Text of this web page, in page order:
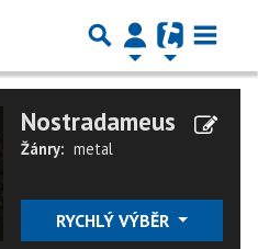
Nostradameus
Žánry: metal
RYCHLÝ VÝBĚR